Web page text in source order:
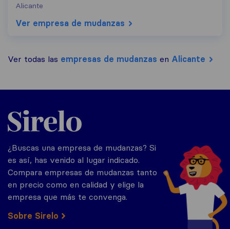
Alicante
Ver empresa de mudanzas
Ver todas las empresas de mudanzas en Alicante
Sirelo.es
¿Buscas una empresa de mudanzas? Si
es así, has venido al lugar indicado.
Compara empresas de mudanzas tanto
en precio como en calidad y elige la
empresa que más te convenga.
Sobre Sirelo